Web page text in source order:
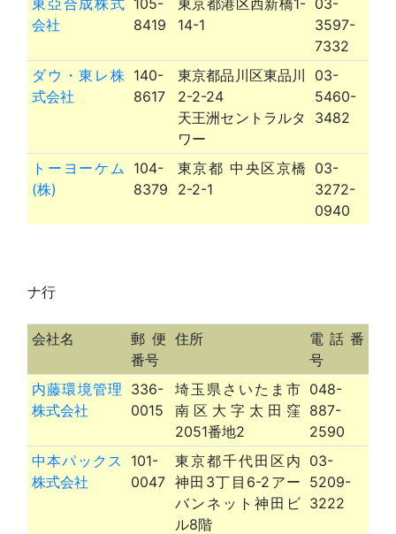
会社
8419
14-1
3597-
7332
ダウ・東レ株
式会社
140-
8617
東京都品川区東品川
2-2-24
天王洲セントラルタ
ワー
03-
5460-
3482
トーヨーケム
(株)
104-
8379
東京都 中央区京橋
2-2-1
03-
3272-
0940
ナ行
会社名
郵便
番号
住所
電話番
号
内藤環境管理
株式会社
336-
0015
埼玉県さいたま市
南区大字太田窪
2051番地2
048-
887-
2590
中本パックス
株式会社
101-
0047
東京都千代田区内
神田3丁目6-2アー
バンネット神田ビ
ル8階
03-
5209-
3222